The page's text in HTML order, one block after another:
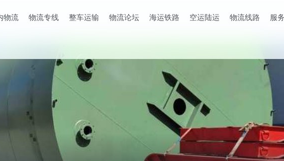
物流 物流专线 整车运输 物流论坛 海运铁路 空运陆运 物流线路 服